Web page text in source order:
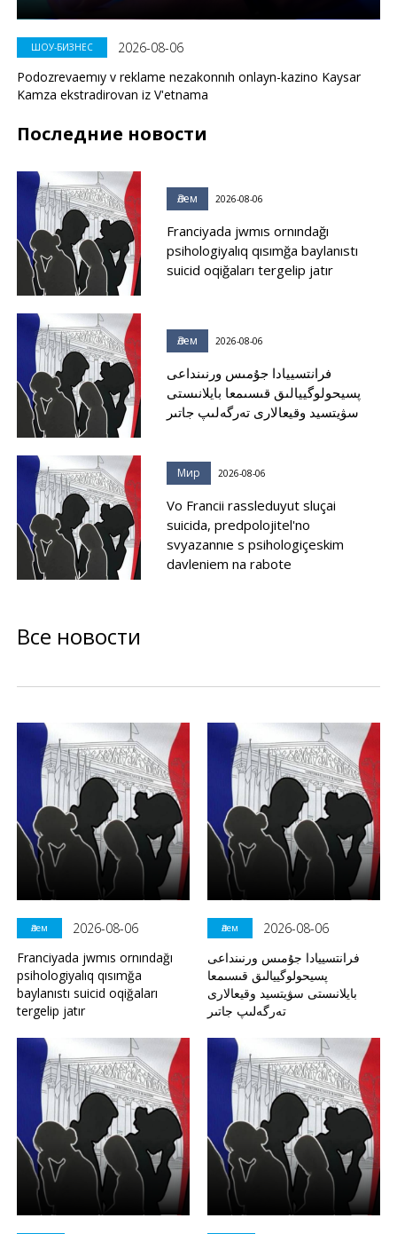
ШОУ-БИЗНЕС
2026-08-06
Podozrevaemıy v reklame nezakonnıh onlayn-kazino Kaysar
Kamza ekstradirovan iz V'etnama
Последние новости
Әлем 2026-08-06
Franciyada jwmıs ornındağı
psihologiyalıq qısımğa baylanıstı
suicid oqiğaları tergelip jatır
Әлем 2026-08-06
فرانتسييادا جۇمىس ورنىنداعى
پسيحولوگييالىق قىسىمعا بايلانىستى
سۋيتسيد وقيعالارى تەرگەلىپ جاتىر
Мир 2026-08-06
Vo Francii rassleduyut sluçai
suicida, predpolojitel'no
svyazannıe s psihologiçeskim
davleniem na rabote
Все новости
Әлем
2026-08-06
Franciyada jwmıs ornındağı
psihologiyalıq qısımğa
baylanıstı suicid oqiğaları
tergelip jatır
Әлем
2026-08-06
فرانتسييادا جۇمىس ورنىنداعى
پسيحولوگييالىق قىسىمعا
بايلانىستى سۋيتسيد وقيعالارى
تەرگەلىپ جاتىر